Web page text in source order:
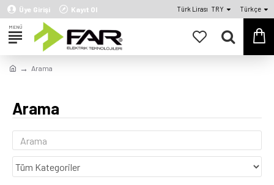
Üye Girişi Kayıt Ol Türk Lirası TRY Türkçe
Arama
Arama